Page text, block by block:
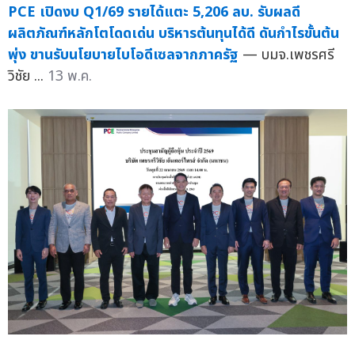
PCE เปิดงบ Q1/69 รายได้แตะ 5,206 ลบ. รับผลดี
ผลิตภัณฑ์หลักโตโดดเด่น บริหารต้นทุนได้ดี ดันกำไรขั้นต้น
พุ่ง ขานรับนโยบายไบโอดีเซลจากภาครัฐ — บมจ.เพชรศรี
วิชัย ... 13 พ.ค.